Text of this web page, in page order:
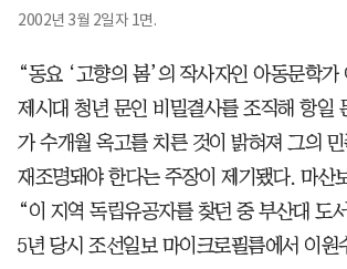
2002년 3월 2일자 1면.
“동요 ‘고향의 봄’의 작사자인 아동문학가
제시대 청년 문인 비밀결사를 조직해 항일
가 수개월 옥고를 치른 것이 밝혀져 그의 민
재조명돼야 한다는 주장이 제기됐다. 마산
“이 지역 독립유공자를 찾던 중 부산대 도
5년 당시 조선일보 마이크로필름에서 이원